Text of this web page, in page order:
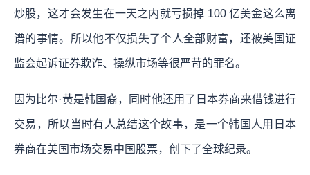
炒股，这才会发生在一天之内就亏损掉 100 亿美金这么离
谱的事情。所以他不仅损失了个人全部财富，还被美国证
监会起诉证券欺诈、操纵市场等很严苛的罪名。
因为比尔·黄是韩国裔，同时他还用了日本券商来借钱进行
交易，所以当时有人总结这个故事，是一个韩国人用日本
券商在美国市场交易中国股票，创下了全球纪录。